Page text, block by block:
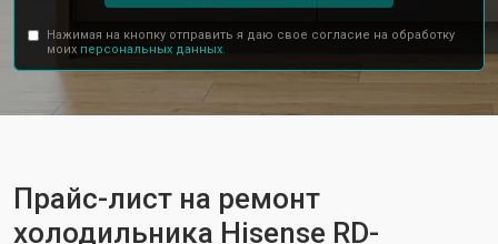
Нажимая на кнопку отправить я даю свое согласие на обработку
моих персональных данных.
Прайс-лист на ремонт
холодильника Hisense RD-